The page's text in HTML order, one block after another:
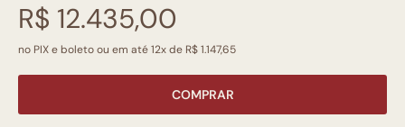
R$ 12.435,00
no PIX e boleto ou em até 12x de R$ 1.147,65
COMPRAR